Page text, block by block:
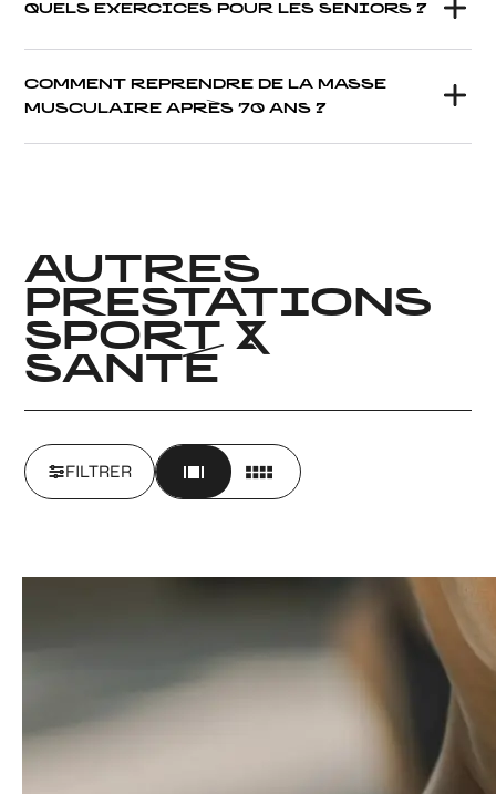
QUELS EXERCICES POUR LES SENIORS ?
COMMENT REPRENDRE DE LA MASSE
MUSCULAIRE APRÈS 70 ANS ?
AUTRES
PRESTATIONS
SPORT &
SANTÉ
FILTRER